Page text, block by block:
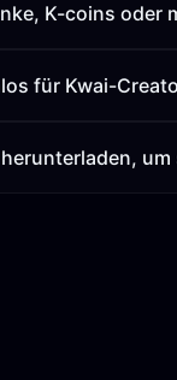
K-coins oder
für Kwai-